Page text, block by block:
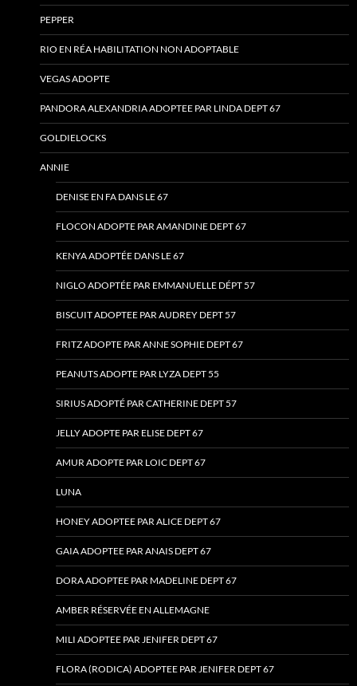
PEPPER
RIO EN RÉA HABILITATION NON ADOPTABLE
VEGAS ADOPTE
PANDORA ALEXANDRIA ADOPTEE PAR LINDA DEPT 67
GOLDIELOCKS
ANNIE
DENISE EN FA DANS LE 67
FLOCON ADOPTE PAR AMANDINE DEPT 67
KENYA ADOPTÉE DANS LE 67
NIGLO ADOPTÉE PAR EMMANUELLE DÉPT 57
BISCUIT ADOPTEE PAR AUDREY DEPT 57
FRITZ ADOPTE PAR ANNE SOPHIE DEPT 67
PEANUTS ADOPTE PAR LYZA DEPT 55
SIRIUS ADOPTÉ PAR CATHERINE DEPT 57
JELLY ADOPTE PAR ELISE DEPT 67
AMUR ADOPTE PAR LOIC DEPT 67
LUNA
HONEY ADOPTEE PAR ALICE DEPT 67
GAIA ADOPTEE PAR ANAIS DEPT 67
DORA ADOPTEE PAR MADELINE DEPT 67
AMBER RÉSERVÉE EN ALLEMAGNE
MILI ADOPTEE PAR JENIFER DEPT 67
FLORA (RODICA) ADOPTEE PAR JENIFER DEPT 67